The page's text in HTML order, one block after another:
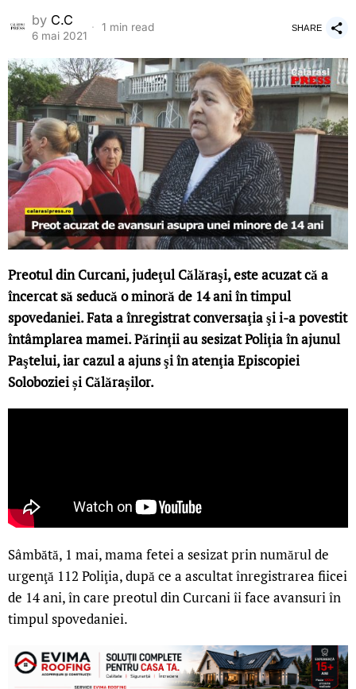
by C.C
6 mai 2021
1 min read SHARE
Preotul din Curcani, judeţul Călăraşi, este acuzat că a
încercat să seducă o minoră de 14 ani în timpul
spovedaniei. Fata a înregistrat conversaţia şi i-a povestit
întâmplarea mamei. Părinţii au sesizat Poliţia în ajunul
Paştelui, iar cazul a ajuns şi în atenţia Episcopiei
Soloboziei și Călărașilor.
Sâmbătă, 1 mai, mama fetei a sesizat prin numărul de
urgenţă 112 Poliţia, după ce a ascultat înregistrarea fiicei
de 14 ani, în care preotul din Curcani îi face avansuri în
timpul spovedaniei.